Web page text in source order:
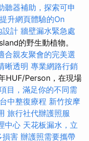
聽器補助，探索可申
提升網頁體驗的On
設計 牆壁漏水緊急處
的野生動植物。
合親友聚會的完美選
晰透明 專業網路行銷
HUF/Person，在現場
目，滿足你的不同需
台中整復療程 新竹按摩
旅行社代辦護照服
中心 天花板漏水，立
損害 辦護照需要攜帶